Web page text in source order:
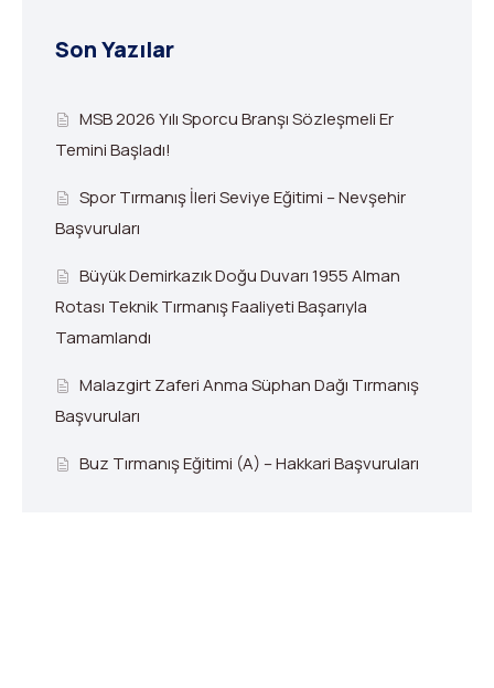
Son Yazılar
MSB 2026 Yılı Sporcu Branşı Sözleşmeli Er
Temini Başladı!
Spor Tırmanış İleri Seviye Eğitimi – Nevşehir
Başvuruları
Büyük Demirkazık Doğu Duvarı 1955 Alman
Rotası Teknik Tırmanış Faaliyeti Başarıyla
Tamamlandı
Malazgirt Zaferi Anma Süphan Dağı Tırmanış
Başvuruları
Buz Tırmanış Eğitimi (A) – Hakkari Başvuruları